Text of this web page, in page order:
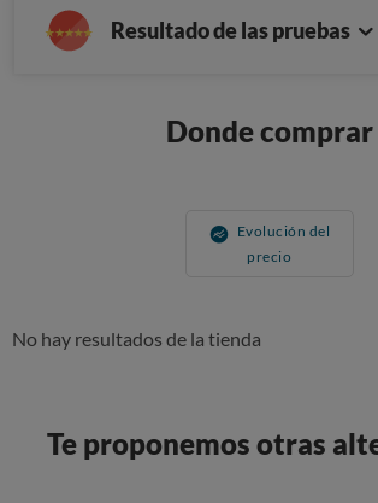
Resultado de las pruebas
Donde comprar
Evolución del
precio
No hay resultados de la tienda
Te proponemos otras